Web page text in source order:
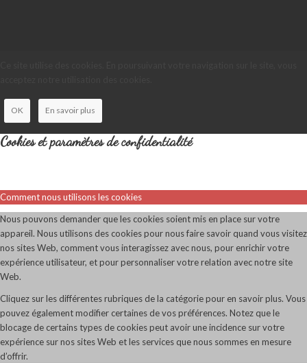
OK En savoir plus
Cookies et paramètres de confidentialité
Comment nous utilisons les cookies
Nous pouvons demander que les cookies soient mis en place sur votre
appareil. Nous utilisons des cookies pour nous faire savoir quand vous visitez
nos sites Web, comment vous interagissez avec nous, pour enrichir votre
expérience utilisateur, et pour personnaliser votre relation avec notre site
Web.
Cliquez sur les différentes rubriques de la catégorie pour en savoir plus. Vous
pouvez également modifier certaines de vos préférences. Notez que le
blocage de certains types de cookies peut avoir une incidence sur votre
expérience sur nos sites Web et les services que nous sommes en mesure
d’offrir.